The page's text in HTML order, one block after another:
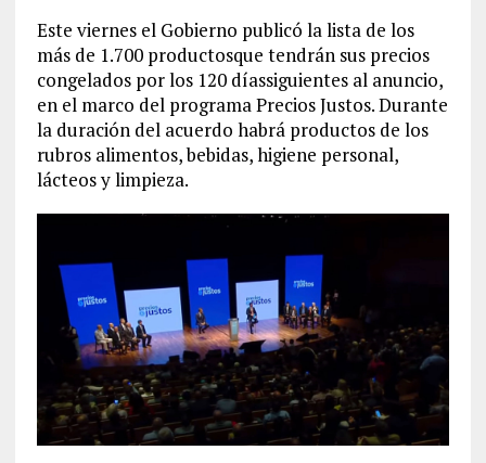
Este viernes el Gobierno publicó la lista de los
más de 1.700 productosque tendrán sus precios
congelados por los 120 díassiguientes al anuncio,
en el marco del programa Precios Justos. Durante
la duración del acuerdo habrá productos de los
rubros alimentos, bebidas, higiene personal,
lácteos y limpieza.